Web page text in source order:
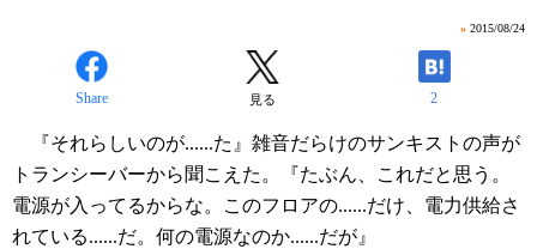
» 2015/08/24
Share 見る 2
『それらしいのが......た』雑音だらけのサンキストの声が
トランシーバーから聞こえた。『たぶん、これだと思う。
電源が入ってるからな。このフロアの......だけ、電力供給さ
れている......だ。何の電源なのか......だが』